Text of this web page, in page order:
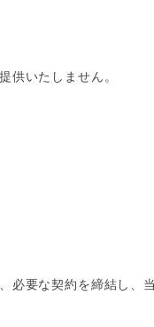
供いたしません。
要な契約を締結し、